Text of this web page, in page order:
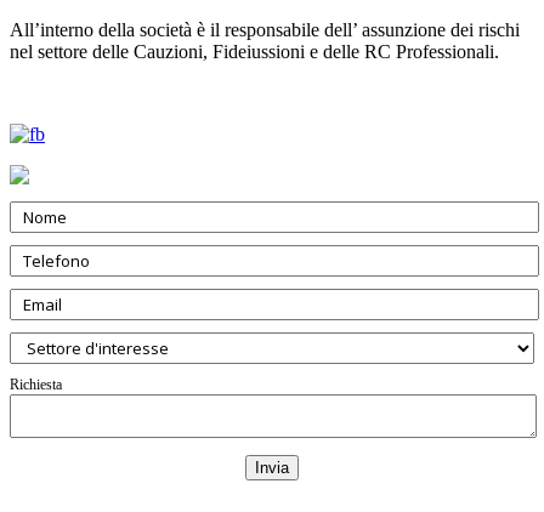
All’interno della società è il responsabile dell’ assunzione dei rischi
nel settore delle Cauzioni, Fideiussioni e delle RC Professionali.
Richiesta